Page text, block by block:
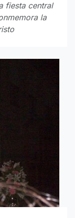
fiesta central
la